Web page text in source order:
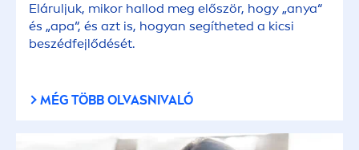
Eláruljuk, mikor hallod meg először, hogy „anya“
és „apa“, és azt is, hogyan segítheted a kicsi
beszédfejlődését.
MÉG TÖBB OLVASNIVALÓ